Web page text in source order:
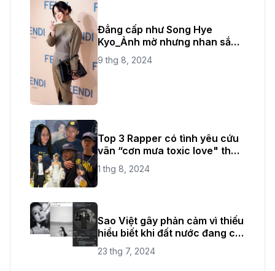
Đẳng cấp như Song Hye
Kyo_Ảnh mờ nhưng nhan sắc
không bao giờ mờ
9 thg 8, 2024
Top 3 Rapper có tình yêu cứu
vãn “cơn mưa toxic love" thời
gian vừa qua
1 thg 8, 2024
Sao Việt gây phản cảm vì thiếu
hiểu biết khi đất nước đang có
quốc tang
23 thg 7, 2024